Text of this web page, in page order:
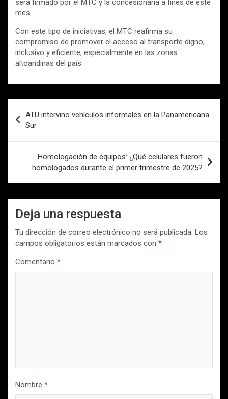
será firmado por el MTC y la concesionaria a fines de este
mes.
Con este tipo de iniciativas, el MTC reafirma su
compromiso de promover el acceso al transporte digno,
inclusivo y eficiente, especialmente en las zonas
altoandinas del país.
de
entradas
ATU intervino vehículos informales en la Panamericana
Sur
Homologación de equipos: ¿Qué celulares fueron
homologados durante el primer trimestre de 2025?
Deja una respuesta
Tu dirección de correo electrónico no será publicada. Los
campos obligatorios están marcados con *
Comentario *
Nombre *